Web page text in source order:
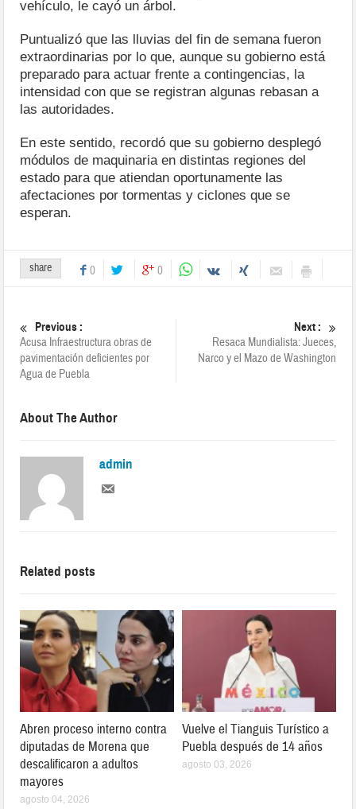
vehículo, le cayó un árbol.
Puntualizó que las lluvias del fin de semana fueron
extraordinarias por lo que, aunque su gobierno está
preparado para actuar frente a contingencias, la
intensidad con que se registran algunas rebasan a
las autoridades.
En este sentido, recordó que su gobierno desplegó
módulos de maquinaria en distintas regiones del
estado para que atiendan oportunamente las
afectaciones por tormentas y ciclones que se
esperan.
share 0 0
Previous :
Acusa Infraestructura obras de
pavimentación deficientes por
Agua de Puebla
Next :
Resaca Mundialista: Jueces,
Narco y el Mazo de Washington
About The Author
admin
Related posts
Abren proceso interno contra
diputadas de Morena que
descalificaron a adultos
mayores
agosto 04, 2026
Vuelve el Tianguis Turístico a
Puebla después de 14 años
agosto 03, 2026